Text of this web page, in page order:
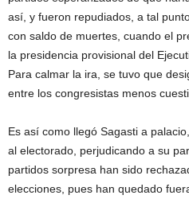
así, y fueron repudiados, a tal
con saldo de muertes, cuando el
la presidencia provisional del
Para calmar la ira, se tuvo que
entre los congresistas menos
Es así como llegó Sagasti a
al electorado, perjudicando a su
partidos sorpresa han sido
elecciones, pues han quedado